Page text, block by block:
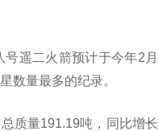
遥二火箭预计于今年2月
数量最多的纪录。
质量191.19吨，同比增长